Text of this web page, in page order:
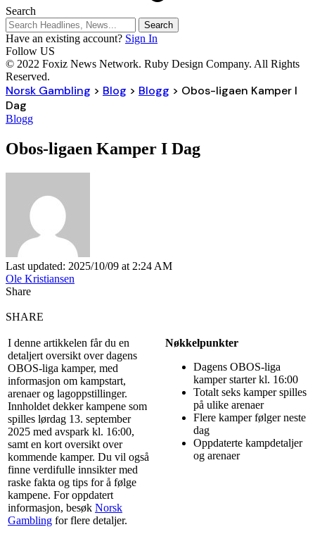
Search
Have an existing account? Sign In
Follow US
© 2022 Foxiz News Network. Ruby Design Company. All Rights
Reserved.
Norsk Gambling > Blog > Blogg > Obos-ligaen Kamper I
Dag
Blogg
Obos-ligaen Kamper I Dag
Last updated: 2025/10/09 at 2:24 AM
Ole Kristiansen
Share
SHARE
I denne artikkelen får du en
detaljert oversikt over dagens
OBOS-liga kamper, med
informasjon om kampstart,
arenaer og lagoppstillinger.
Innholdet dekker kampene som
spilles lørdag 13. september
2025 med avspark kl. 16:00,
samt en kort oversikt over
kommende kamper. Du vil også
finne verdifulle innsikter med
raske fakta og tips for å følge
kampene. For oppdatert
informasjon, besøk Norsk
Gambling for flere detaljer.
Nøkkelpunkter
Dagens OBOS-liga
kamper starter kl. 16:00
Totalt seks kamper spilles
på ulike arenaer
Flere kamper følger neste
dag
Oppdaterte kampdetaljer
og arenaer